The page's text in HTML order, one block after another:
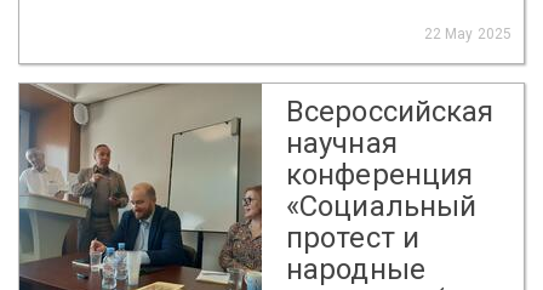
22 May 2025
Всероссийская
научная
конференция
«Социальный
протест и
народные